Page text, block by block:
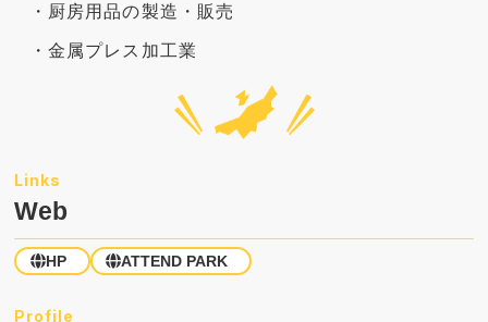
・厨房用品の製造・販売
・金属プレス加工業
Web
HP ATTEND PARK